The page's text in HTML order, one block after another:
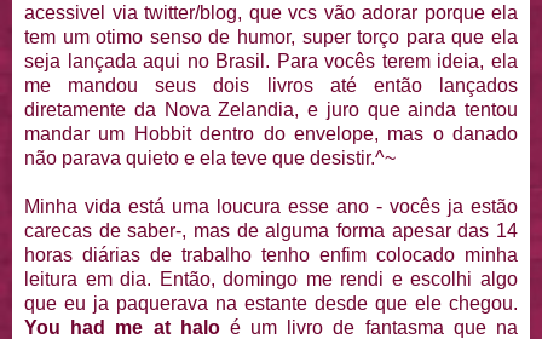
acessivel via twitter/blog, que vcs vão adorar porque ela
tem um otimo senso de humor, super torço para que ela
seja lançada aqui no Brasil. Para vocês terem ideia, ela
me mandou seus dois livros até então lançados
diretamente da Nova Zelandia, e juro que ainda tentou
mandar um Hobbit dentro do envelope, mas o danado
não parava quieto e ela teve que desistir.^~
Minha vida está uma loucura esse ano - vocês ja estão
carecas de saber-, mas de alguma forma apesar das 14
horas diárias de trabalho tenho enfim colocado minha
leitura em dia. Então, domingo me rendi e escolhi algo
que eu ja paquerava na estante desde que ele chegou.
You had me at haloé um livro de fantasma que na